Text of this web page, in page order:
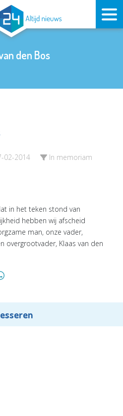
den Bos
02-2014 In memoriam
in het teken stond van
hebben wij afscheid
man, onze vader,
overgrootvader, Klaas van den